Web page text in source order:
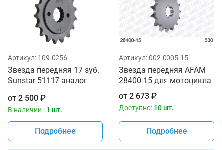
Артикул: 109-0256
Звезда передняя 17 зуб.
Sunstar 51117 аналог
от 2 500 ₽
В наличии : 1 шт.
Подробнее
Артикул:002-0005-15
Звезда передняя AFAM
28400-15 для мотоцикла
от 2 673 ₽
Доступно: 10 шт.
Подробнее